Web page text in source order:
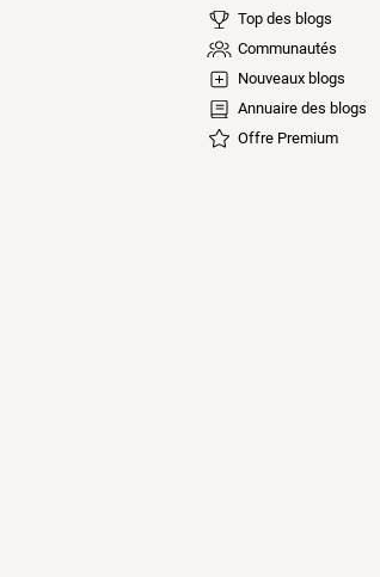
Top des blogs
Communautés
Nouveaux blogs
Annuaire des blogs
Offre Premium